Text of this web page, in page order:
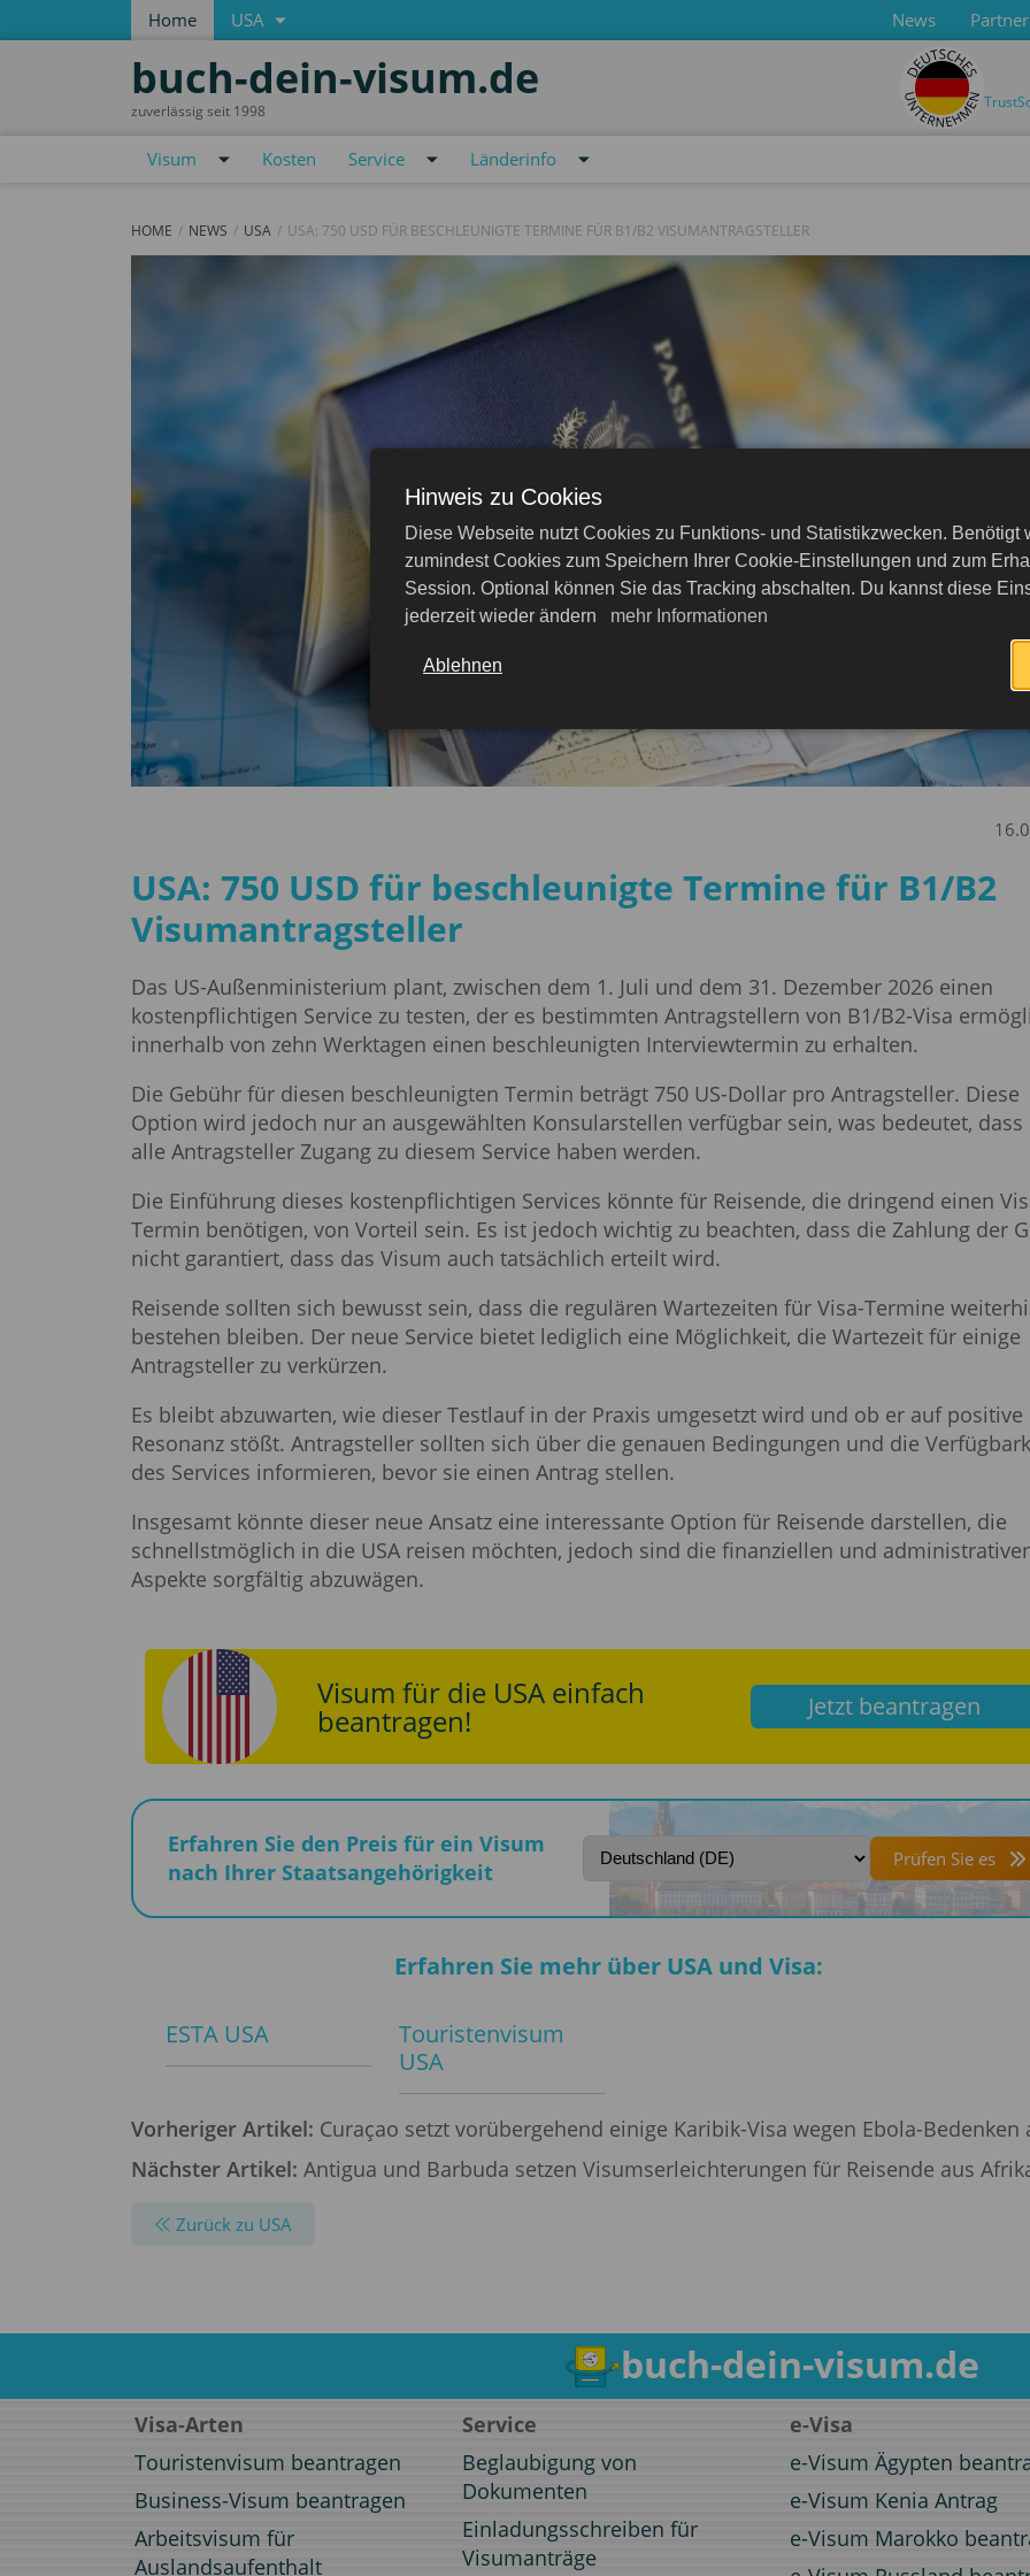
Home USA News Partner
buch-dein-visum.de
zuverlässig seit 1998
Visum Kosten Service Länderinfo
HOME NEWS USA USA: 750 USD FÜR BESCHLEUNIGTE TERMINE FÜR B1/B2 VISUMANTRAGSTELLER
USA: 750 USD für beschleunigte Termine für B1/B2
Visumantragsteller
Das US-Außenministerium plant, zwischen dem 1. Juli und dem 31. Dezember 2026 einen
kostenpflichtigen Service zu testen, der es bestimmten Antragstellern von B1/B2-Visa
innerhalb von zehn Werktagen einen beschleunigten Interviewtermin zu erhalten.
Die Gebühr für diesen beschleunigten Termin beträgt 750 US-Dollar pro Antragsteller. Diese
Option wird jedoch nur an ausgewählten Konsularstellen verfügbar sein, was bedeutet,
alle Antragsteller Zugang zu diesem Service haben werden.
Die Einführung dieses kostenpflichtigen Services könnte für Reisende, die dringend einen
Termin benötigen, von Vorteil sein. Es ist jedoch wichtig zu beachten, dass die Zahlung der
nicht garantiert, dass das Visum auch tatsächlich erteilt wird.
Reisende sollten sich bewusst sein, dass die regulären Wartezeiten für Visa-Termine
bestehen bleiben. Der neue Service bietet lediglich eine Möglichkeit, die Wartezeit für einige
Antragsteller zu verkürzen.
Es bleibt abzuwarten, wie dieser Testlauf in der Praxis umgesetzt wird und ob er auf positive
Resonanz stößt. Antragsteller sollten sich über die genauen Bedingungen und die
des Services informieren, bevor sie einen Antrag stellen.
Insgesamt könnte dieser neue Ansatz eine interessante Option für Reisende darstellen, die
schnellstmöglich in die USA reisen möchten, jedoch sind die finanziellen und
Aspekte sorgfältig abzuwägen.
Visum für die USA einfach
beantragen! Jetzt beantragen
Erfahren Sie den Preis für ein Visum
nach Ihrer Staatsangehörigkeit
Prüfen Sie es
Erfahren Sie mehr über USA und Visa:
ESTA USA
Touristenvisum
USA
Vorheriger Artikel: Curaçao setzt vorübergehend einige Karibik-Visa wegen Ebola-Bedenken
Nächster Artikel: Antigua und Barbuda setzen Visumserleichterungen für Reisende aus
Zurück zu USA
buch-dein-visum.de
Visa-Arten
Touristenvisum beantragen
Business-Visum beantragen
Arbeitsvisum für
Auslandsaufenthalt
Service
Beglaubigung von
Dokumenten
Einladungsschreiben für
Visumanträge
e-Visa
e-Visum Ägypten
e-Visum Kenia Antrag
e-Visum Marokko
Hinweis zu Cookies
Diese Webseite nutzt Cookies zu Funktions- und Statistikzwecken. Benötigt
zumindest Cookies zum Speichern Ihrer Cookie-Einstellungen und zum
Session. Optional können Sie das Tracking abschalten. Du kannst diese
jederzeit wieder ändern
mehr Informationen
Ablehnen